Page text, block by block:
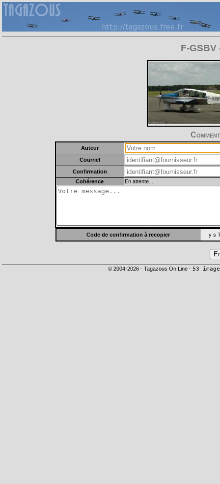
F-GSBV
Auteur
Courriel
Confirmation
Cohérence
En attente...
Code de confirmation à recopier y s
© 2004-2026 - Tagazous On Line - 53